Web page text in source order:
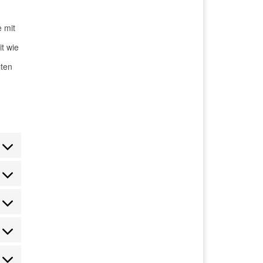
mit
wie